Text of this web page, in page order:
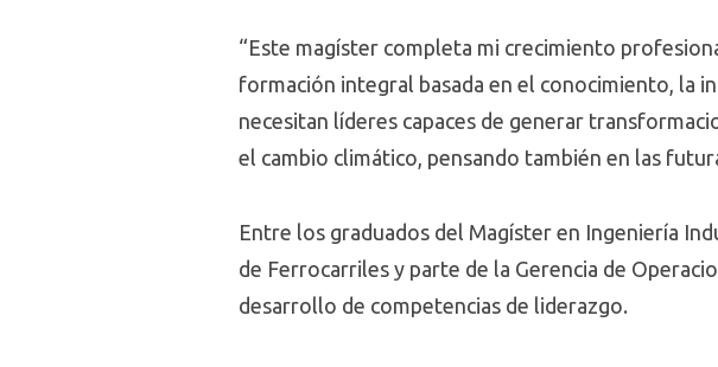
“Este magíster completa mi crecimiento
formación integral basada en el conocimiento, la
necesitan líderes capaces de generar
el cambio climático, pensando también en las
Entre los graduados del Magíster en Ingeniería
de Ferrocarriles y parte de la Gerencia de
desarrollo de competencias de liderazgo.